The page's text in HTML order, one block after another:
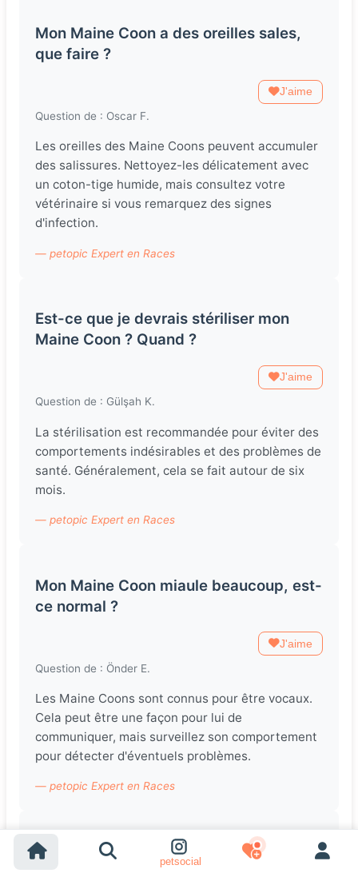
petsocial
Mon Maine Coon a des oreilles sales,
que faire ?
J'aime
Question de : Oscar F.
Les oreilles des Maine Coons peuvent accumuler
des salissures. Nettoyez-les délicatement avec
un coton-tige humide, mais consultez votre
vétérinaire si vous remarquez des signes
d'infection.
— petopic Expert en Races
Est-ce que je devrais stériliser mon
Maine Coon ? Quand ?
J'aime
Question de : Gülşah K.
La stérilisation est recommandée pour éviter des
comportements indésirables et des problèmes de
santé. Généralement, cela se fait autour de six
mois.
— petopic Expert en Races
Mon Maine Coon miaule beaucoup, est-
ce normal ?
J'aime
Question de : Önder E.
Les Maine Coons sont connus pour être vocaux.
Cela peut être une façon pour lui de
communiquer, mais surveillez son comportement
pour détecter d'éventuels problèmes.
— petopic Expert en Races
Je veux voyager avec mon Maine Coon,